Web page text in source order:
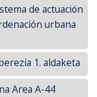
de actuación
urbana
1. aldaketa
Area A-44